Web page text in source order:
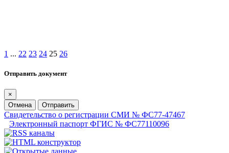
1 ... 22 23 24 25 26
Отправить документ
×
Отмена
Отправить
Свидетельство о регистрации СМИ № ФС77-47467
Электронный паспорт ФГИС № ФС77110096